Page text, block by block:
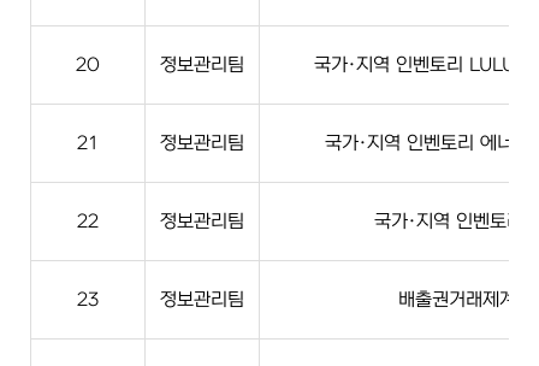
20 정보관리팀 국가·지역 인벤토리
21 정보관리팀 국가·지역 인벤토리 에너지
22 정보관리팀 국가·지역 인벤토리
23 정보관리팀 배출권거래제계